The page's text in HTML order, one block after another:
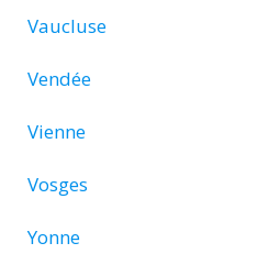
Vaucluse
Vendée
Vienne
Vosges
Yonne